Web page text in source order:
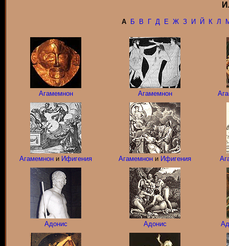
А Б В Г Д Е Ж З И Й К Л
Агамемнон Агамемнон
Агамемнон и Ифигения Агамемнон и Ифигения
Адонис Адонис